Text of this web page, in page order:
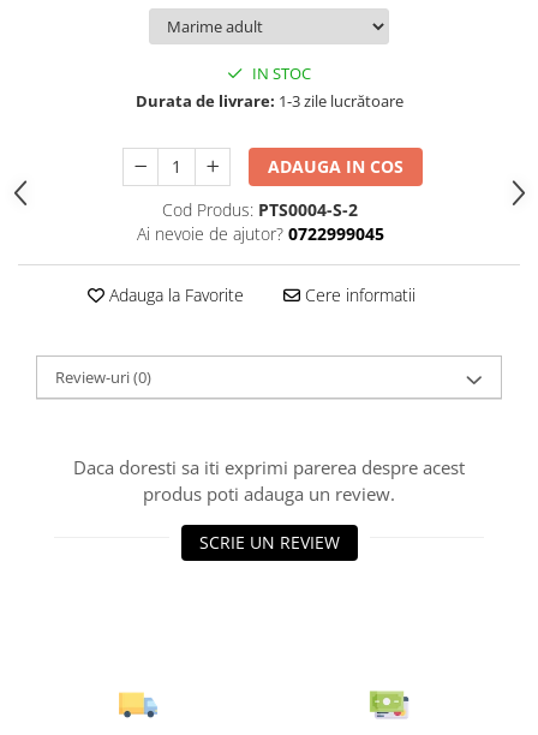
IN STOC
Durata de livrare: 1-3 zile lucrătoare
ADAUGA IN COS
Cod Produs: PTS0004-S-2
Ai nevoie de ajutor? 0722999045
Adauga la Favorite Cere informatii
Review-uri(0)
Daca doresti sa iti exprimi parerea despre acest
produs poti adauga un review.
SCRIE UN REVIEW